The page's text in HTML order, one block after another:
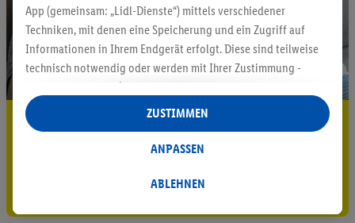
5.95 € Versand sparen³²ᵃ
Jetzt zum Newsletter anmelden
Gutschein sichern!
App (gemeinsam: „Lidl-Dienste“) mittels verschiedener
Techniken, mit denen eine Speicherung und ein Zugriff auf
Informationen in Ihrem Endgerät erfolgt. Diese sind teilweise
technisch notwendig oder werden mit Ihrer Zustimmung -
auch durch Partner (u.a.
Verantwortliche; im Zusammenhang mit dem IAB TCF
insgesamt
Statistik-Erstellung oder für personalisierte Werbung
Datenverarbeitungen für personalisierte Werbung werden
Dritten die Ausspielung von Werbung außerhalb der Lidl-
ABLEHNEN
ANPASSEN
ZUSTIMMEN